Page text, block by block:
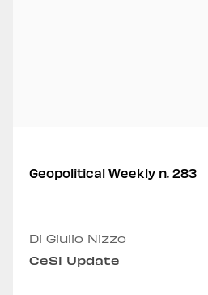
Geopolitical Weekly n. 283
Di Giulio Nizzo
CeSI Update